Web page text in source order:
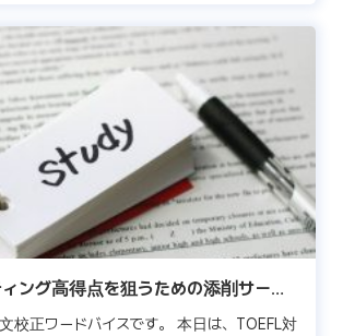
ング高得点を狙うための添削サービ
校正ワードバイスです。 本日は、TOEFL対